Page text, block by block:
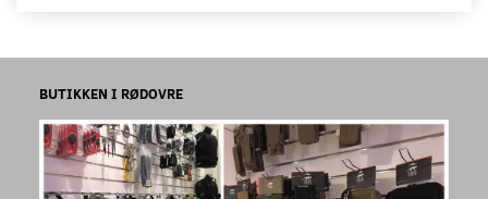
BUTIKKEN I RØDOVRE